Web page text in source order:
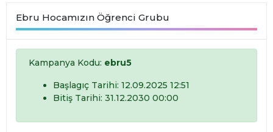
Ebru Hocamızın Öğrenci Grubu
Kampanya Kodu: ebru5
Başlagıç Tarihi: 12.09.2025 12:51
Bitiş Tarihi: 31.12.2030 00:00